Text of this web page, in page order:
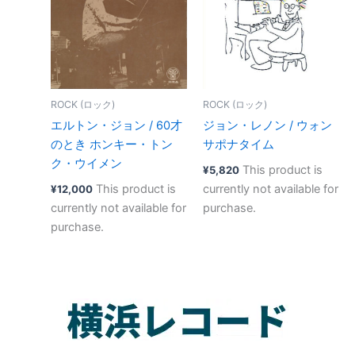
ROCK (ロック)
エルトン・ジョン / 60才
のとき ホンキー・トン
ク・ウイメン
¥12,000 This product is
currently not available for
purchase.
ROCK (ロック)
ジョン・レノン ‎/ ウォン
サポナタイム
¥5,820 This product is
currently not available for
purchase.